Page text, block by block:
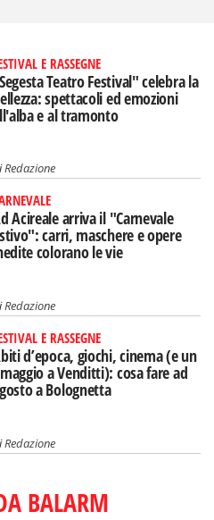
E RASSEGNE
Teatro Festival" celebra la
spettacoli ed emozioni
e al tramonto
Redazione
Acireale arriva il "Carnevale
carri, maschere e opere
colorano le vie
Redazione
E RASSEGNE
d’epoca, giochi, cinema (e un
a Venditti): cosa fare ad
a Bolognetta
Redazione
BALARM